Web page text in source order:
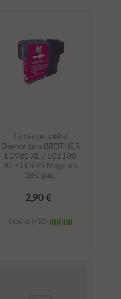
Tinta compatible
Dayma para BROTHER
LC980 XL / LC1100
XL / LC985 Magenta
260 pag.
2,90 €
Stocks (+10)